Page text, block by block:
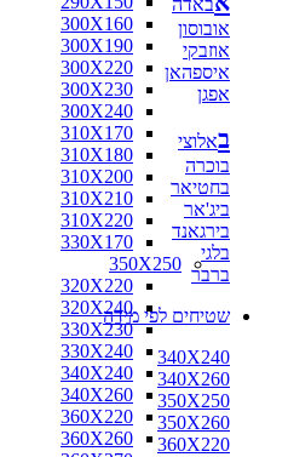
300X160
300X190
300X220
300X230
300X240
310X170
310X180
310X200
310X210
310X220
330X170
350X250
320X220
320X240
330X230
330X240
340X240
340X260
360X220
360X260
באדה
אובוסון
אוזבקי
איספהאן
אפגן
באלוצי
בוכרה
בחטיאר
ביג'אר
בירגאנד
בלגי
ברבר
שטיחים לפי מידה
340X240
340X260
350X250
350X260
360X220